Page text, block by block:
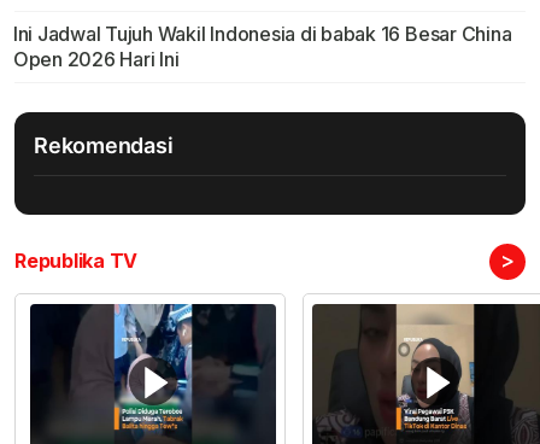
Ini Jadwal Tujuh Wakil Indonesia di babak 16 Besar China
Open 2026 Hari Ini
Rekomendasi
Republika TV >